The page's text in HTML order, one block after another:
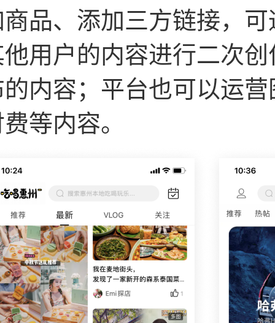
品、添加三方链接，
用户的内容进行二次
内容；平台也可以运
等内容。